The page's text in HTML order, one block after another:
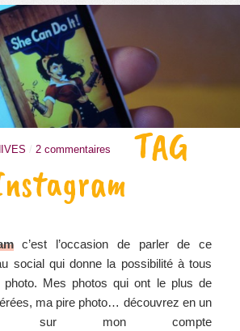
/ 2 commentaires TAG
c’est l’occasion de parler de ce
social qui donne la possibilité à tous
Mes photos qui ont le plus de
ma pire photo… découvrez en un
sur mon compte